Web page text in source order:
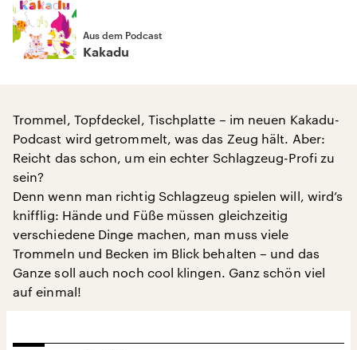
Aus dem Podcast
Kakadu
Trommel, Topfdeckel, Tischplatte – im neuen Kakadu-
Podcast wird getrommelt, was das Zeug hält. Aber:
Reicht das schon, um ein echter Schlagzeug-Profi zu
sein?
Denn wenn man richtig Schlagzeug spielen will, wird’s
knifflig: Hände und Füße müssen gleichzeitig
verschiedene Dinge machen, man muss viele
Trommeln und Becken im Blick behalten – und das
Ganze soll auch noch cool klingen. Ganz schön viel
auf einmal!